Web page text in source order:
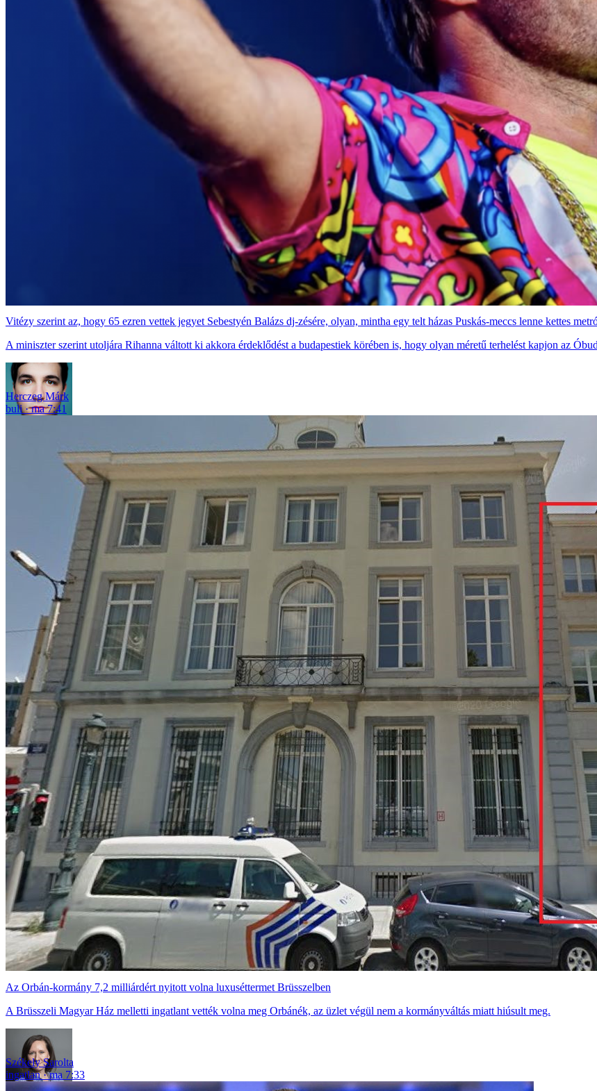
Vitézy szerint az, hogy 65 ezren vettek jegyet Sebestyén Balázs dj-zésére, olyan, mintha egy telt házas Puskás-meccs lenne kettes
A miniszter szerint utoljára Rihanna váltott ki akkora érdeklődést a budapestiek körében is, hogy olyan méretű terhelést kapjon az
Herczeg Márk
buli
ma 7:41
Az Orbán-kormány 7,2 milliárdért nyitott volna luxuséttermet Brüsszelben
A Brüsszeli Magyar Ház melletti ingatlant vették volna meg Orbánék, az üzlet végül nem a kormányváltás miatt hiúsult meg.
Székely Sarolta
ingatlan
ma 7:33